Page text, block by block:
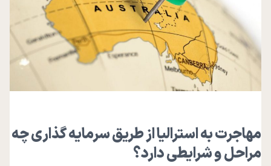
مهاجرت به استرالیا از طریق سرمایه گذاری چه
مراحل و شرایطی دارد؟